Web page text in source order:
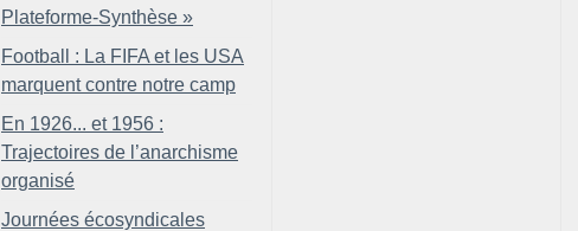
Plateforme-Synthèse »
Football : La FIFA et les USA
marquent contre notre camp
En 1926... et 1956 :
Trajectoires de l’anarchisme
organisé
Journées écosyndicales